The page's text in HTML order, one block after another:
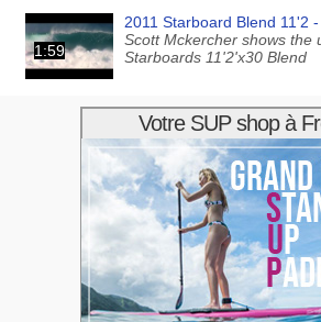
1:59
2011 Starboard Blend 11'2
Scott Mckercher shows the
Starboards 11'2'x30 Blend
Votre SUP shop à